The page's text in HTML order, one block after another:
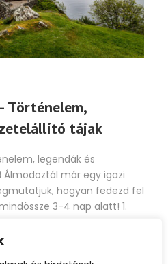
Történelem,
tájak
legendák és
Álmodoztál már egy igazi
hogyan fedezd fel
3-4 nap alatt! 1.
egész régióraRoyal Mile –